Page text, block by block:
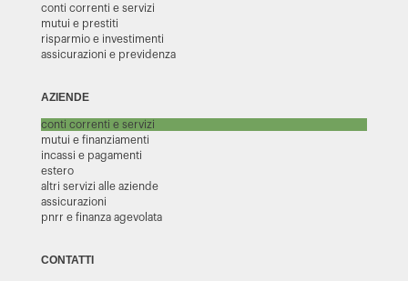
conti correnti e servizi
mutui e prestiti
risparmio e investimenti
assicurazioni e previdenza
AZIENDE
conti correnti e servizi
mutui e finanziamenti
incassi e pagamenti
estero
altri servizi alle aziende
assicurazioni
pnrr e finanza agevolata
CONTATTI